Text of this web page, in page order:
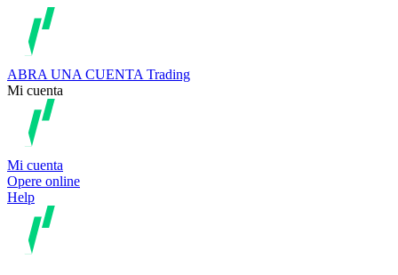
ABRA UNA CUENTA Trading
Mi cuenta
Mi cuenta
Opere online
Help